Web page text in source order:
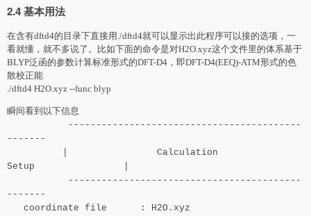
2.4 基本用法
在含有dftd4的目录下直接用./dftd4就可以显示出此程序可以接的选项，一
看就懂，就不多说了。比如下面的命令是对H2O.xyz这个文件里的体系基于
BLYP泛函的参数计算标准形式的DFT-D4，即DFT-D4(EEQ)-ATM形式的色
散校正能
./dftd4 H2O.xyz --func blyp
瞬间看到以下信息
------------------------------------------
-------
| Calculation
Setup |
------------------------------------------
-------
coordinate file : H2O.xyz